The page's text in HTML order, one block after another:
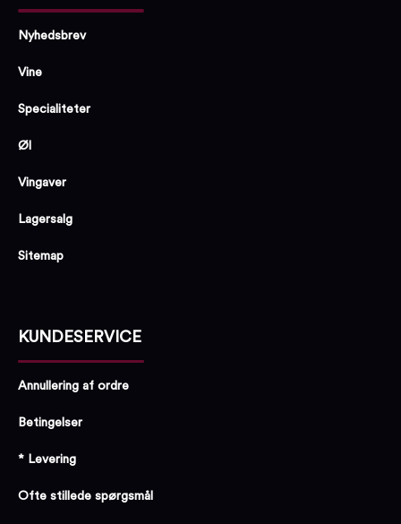
Nyhedsbrev
Vine
Specialiteter
Øl
Vingaver
Lagersalg
Sitemap
KUNDESERVICE
Annullering af ordre
Betingelser
* Levering
Ofte stillede spørgsmål